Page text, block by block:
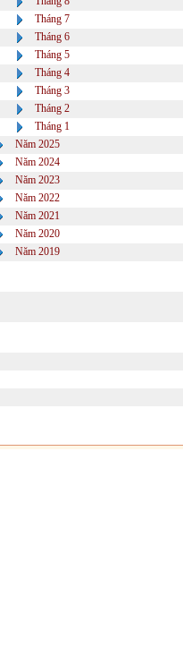
Tháng 7
Tháng 6
Tháng 5
Tháng 4
Tháng 3
Tháng 2
Tháng 1
Năm 2025
Năm 2024
Năm 2023
Năm 2022
Năm 2021
Năm 2020
Năm 2019